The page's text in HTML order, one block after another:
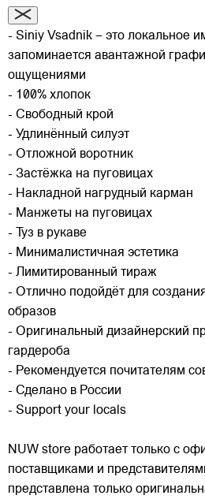
- Siniy Vsadnik – это локальное
запоминается авантажной
ощущениями
- 100% хлопок
- Свободный крой
- Удлинённый силуэт
- Отложной воротник
- Застёжка на пуговицах
- Накладной нагрудный карман
- Манжеты на пуговицах
- Туз в рукаве
- Минималистичная эстетика
- Лимитированный тираж
- Отлично подойдёт для
образов
- Оригинальный дизайнерский
гардероба
- Рекомендуется почитателям
- Сделано в России
- Support your locals
NUW store работает только с
поставщиками и
представлена только